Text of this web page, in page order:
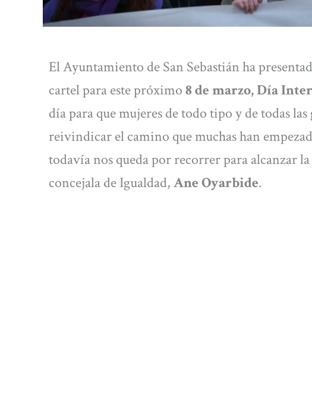
El Ayuntamiento de San Sebastián ha
cartel para este próximo8 de marzo, Día
día para que mujeres de todo tipo y de todas
reivindicar el camino que muchas han
todavía nos queda por recorrer para alcanzar
concejala de Igualdad,Ane Oyarbide.